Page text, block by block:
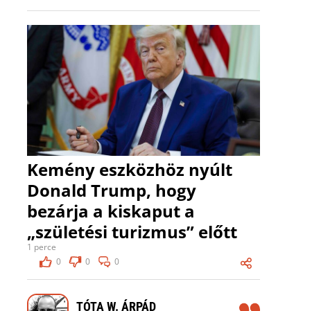
Kemény eszközhöz nyúlt
Donald Trump, hogy
bezárja a kiskaput a
„születési turizmus” előtt
1 perce
0
0 0
TÓTA W. ÁRPÁD